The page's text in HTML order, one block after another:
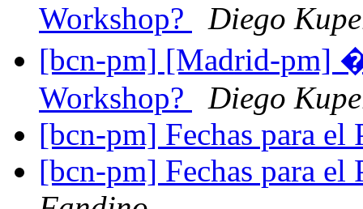
Workshop?
Diego
[bcn-pm] [Madrid-pm]
Workshop?
Diego
[bcn-pm] Fechas para
[bcn-pm] Fechas para